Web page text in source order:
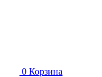
0 Корзина